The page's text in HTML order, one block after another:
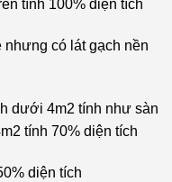
tính 100% diện tích
nhưng có lát gạch nền
dưới 4m2 tính như sàn
tính 70% diện tích
diện tích